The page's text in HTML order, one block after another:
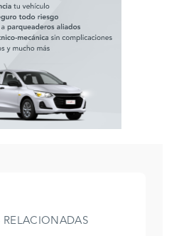
RELACIONADAS